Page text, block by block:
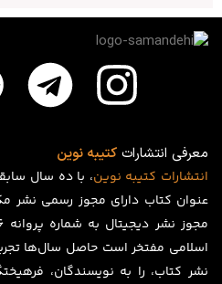
معرفی انتشاراتکتیبه نوین
انتشارات کتیبه نوین، با ده سال
اسلامی مفتخر است حاصل سال‌ها
نشر کتاب، را به نویسندگان،